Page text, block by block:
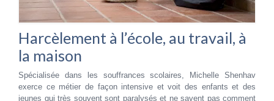
Harcèlement à l’école, au travail, à
la maison
Spécialisée dans les souffrances scolaires, Michelle Shenhav
exerce ce métier de façon intensive et voit des enfants et des
jeunes qui très souvent sont paralysés et ne savent pas comment